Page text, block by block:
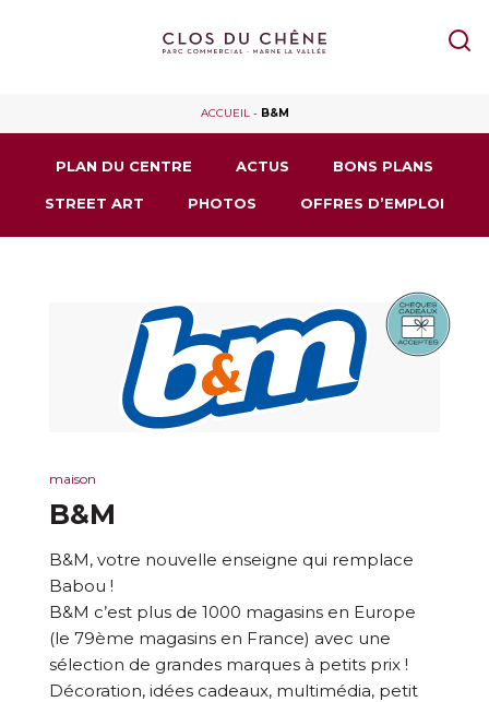
ACCUEIL- B&M
PLAN DU CENTRE ACTUS BONS PLANS
STREET ART PHOTOS OFFRES D’EMPLOI
maison
B&M
B&M, votre nouvelle enseigne qui remplace
Babou !
B&M c’est plus de 1000 magasins en Europe
(le 79ème magasins en France) avec une
sélection de grandes marques à petits prix !
Décoration, idées cadeaux, multimédia, petit